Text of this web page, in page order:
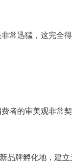
常迅猛，这完全
者的审美观非常
牌孵化地，建立